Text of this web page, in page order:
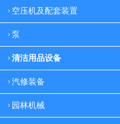
空压机及配套装置
泵
清洁用品设备
汽修装备
园林机械